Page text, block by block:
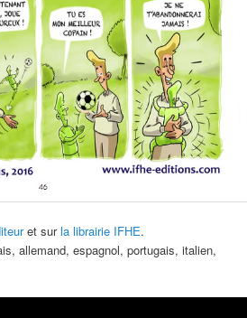
et surla librairie IFHE.
allemand, espagnol, portugais, italien,